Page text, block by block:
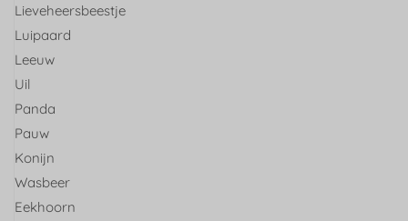
Lieveheersbeestje
Luipaard
Leeuw
Uil
Panda
Pauw
Konijn
Wasbeer
Eekhoorn